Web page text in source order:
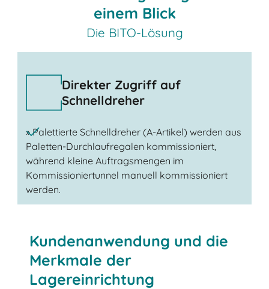
einem Blick
Die BITO-Lösung
Direkter Zugriff auf
Schnelldreher
» Palettierte Schnelldreher (A-Artikel) werden aus
Paletten-Durchlaufregalen kommissioniert,
während kleine Auftragsmengen im
Kommissioniertunnel manuell kommissioniert
werden.
Kundenanwendung und die
Merkmale der
Lagereinrichtung